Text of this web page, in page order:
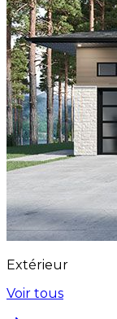
Extérieur
Voir tous